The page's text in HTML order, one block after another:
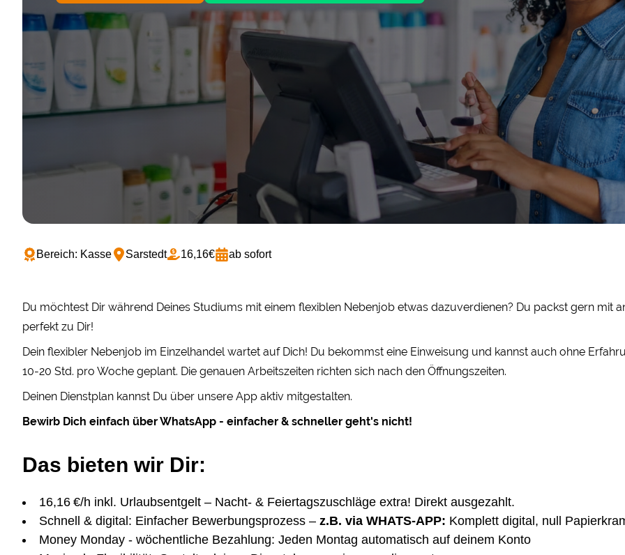
Sarstedt
Bereich: Kasse 16,16€ ab sofort
Du möchtest Dir während Deines Studiums mit einem flexiblen Nebenjob etwas dazuverdienen? Du packst gern mit
perfekt zu Dir!
Dein flexibler Nebenjob im Einzelhandel wartet auf Dich! Du bekommst eine Einweisung und kannst auch ohne
10-20 Std. pro Woche geplant. Die genauen Arbeitszeiten richten sich nach den Öffnungszeiten.
Deinen Dienstplan kannst Du über unsere App aktiv mitgestalten.
Bewirb Dich einfach über WhatsApp - einfacher & schneller geht's nicht!
Das bieten wir Dir:
16,16 €/h inkl. Urlaubsentgelt – Nacht- & Feiertagszuschläge extra! Direkt ausgezahlt.
Schnell & digital: Einfacher Bewerbungsprozess – z.B. via WHATS-APP: Komplett digital, null
Money Monday - wöchentliche Bezahlung: Jeden Montag automatisch auf deinem Konto